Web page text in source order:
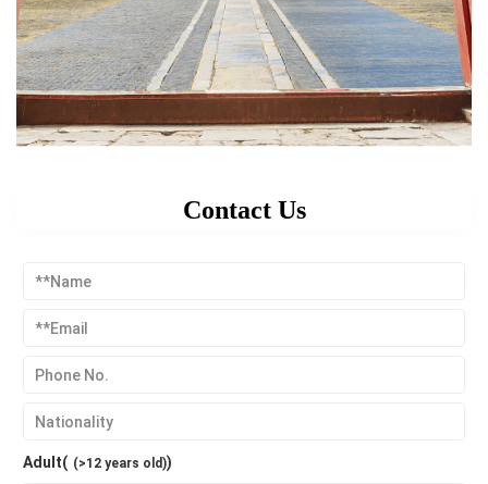
Contact Us
Adult( (>12 years old))